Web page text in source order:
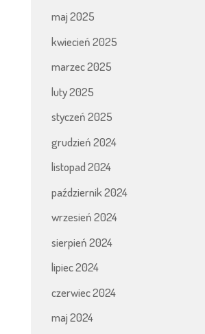
maj 2025
kwiecień 2025
marzec 2025
luty 2025
styczeń 2025
grudzień 2024
listopad 2024
październik 2024
wrzesień 2024
sierpień 2024
lipiec 2024
czerwiec 2024
maj 2024